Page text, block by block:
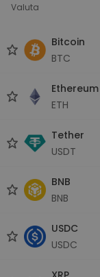
Valuta
Bitcoin
BTC
Ethereum
ETH
Tether
USDT
BNB
BNB
USDC
USDC